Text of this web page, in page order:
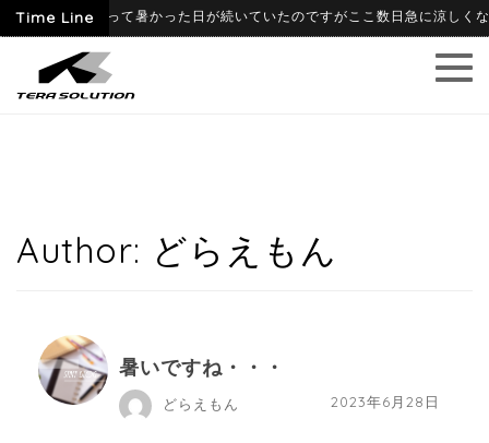
Time Line
09 6月に入って暑かった日が続いていたのですがここ数日急に涼しくな
Author: どらえもん
暑いですね・・・
2023年6月28日
どらえもん